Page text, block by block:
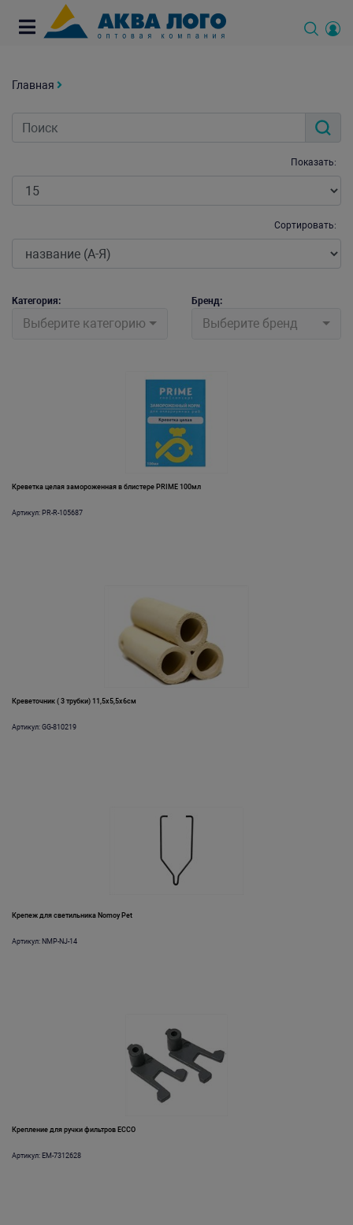
Главная
Показать:
Сортировать:
Категория:
Выберите категорию
Бренд:
Выберите бренд
Креветка целая замороженная в блистере PRIME 100мл
Артикул: PR-R-105687
Креветочник ( 3 трубки) 11,5x5,5x6см
Артикул: GG-810219
Крепеж для светильника Nomoy Pet
Артикул: NMP-NJ-14
Крепление для ручки фильтров ECCO
Артикул: EM-7312628